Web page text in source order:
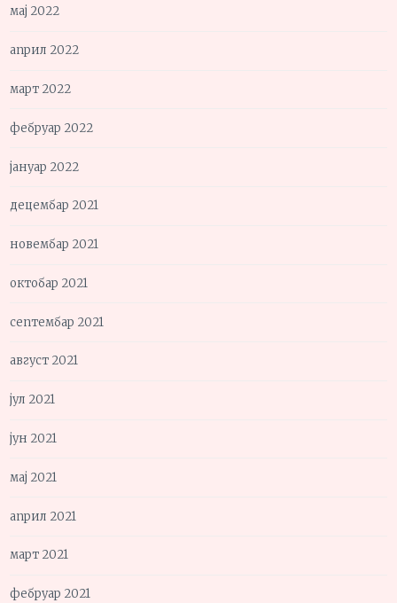
мај 2022
април 2022
март 2022
фебруар 2022
јануар 2022
децембар 2021
новембар 2021
октобар 2021
септембар 2021
август 2021
јул 2021
јун 2021
мај 2021
април 2021
март 2021
фебруар 2021